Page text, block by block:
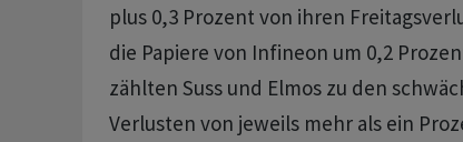
plus 0,3 Prozent von ihren
die Papiere von Infineon um 0,2
zählten Suss und Elmos zu den
Verlusten von jeweils mehr als ein